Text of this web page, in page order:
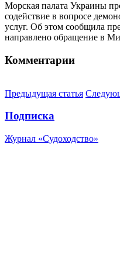
Морская палата Украины
содействие в вопросе
услуг. Об этом сообщила
направлено обращение в
Комментарии
Предыдущая статья
Подписка
Журнал «Судоходство»